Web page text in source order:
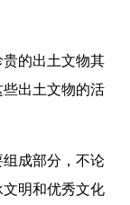
的出土文物其
出土文物的活
成部分，不论
明和优秀文化